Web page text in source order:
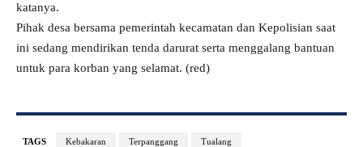
katanya.
Pihak desa bersama pemerintah kecamatan dan Kepolisian saat
ini sedang mendirikan tenda darurat serta menggalang bantuan
untuk para korban yang selamat. (red)
TAGS Kebakaran Terpanggang Tualang